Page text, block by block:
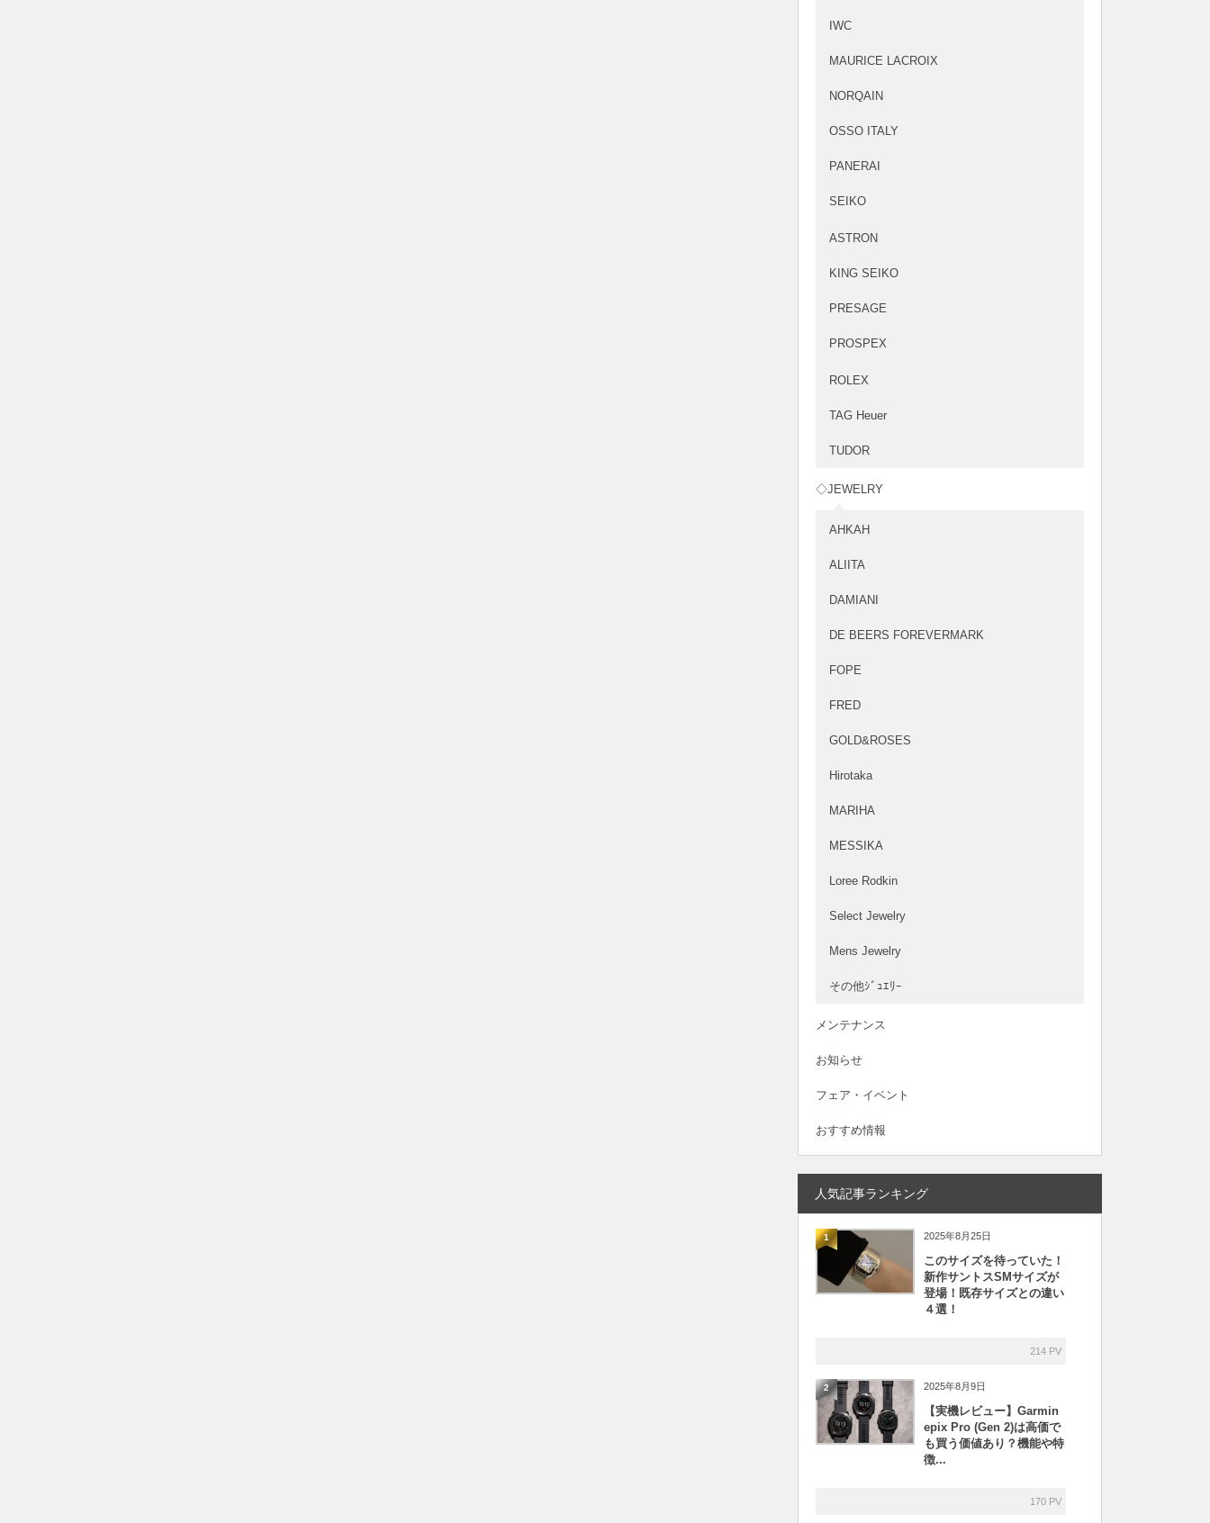
IWC
MAURICE LACROIX
NORQAIN
OSSO ITALY
PANERAI
SEIKO
ASTRON
KING SEIKO
PRESAGE
PROSPEX
ROLEX
TAG Heuer
TUDOR
◇JEWELRY
AHKAH
ALIITA
DAMIANI
DE BEERS FOREVERMARK
FOPE
FRED
GOLD&ROSES
Hirotaka
MARIHA
MESSIKA
Loree Rodkin
Select Jewelry
Mens Jewelry
その他ｼﾞｭｴﾘｰ
メンテナンス
お知らせ
フェア・イベント
おすすめ情報
人気記事ランキング
1 2025年8月25日
このサイズを待っていた！
新作サントスSMサイズが
登場！既存サイズとの違い
４選！
214 PV
2 2025年8月9日
【実機レビュー】Garmin
epix Pro (Gen 2)は高価で
も買う価値あり？機能や特
徴...
170 PV